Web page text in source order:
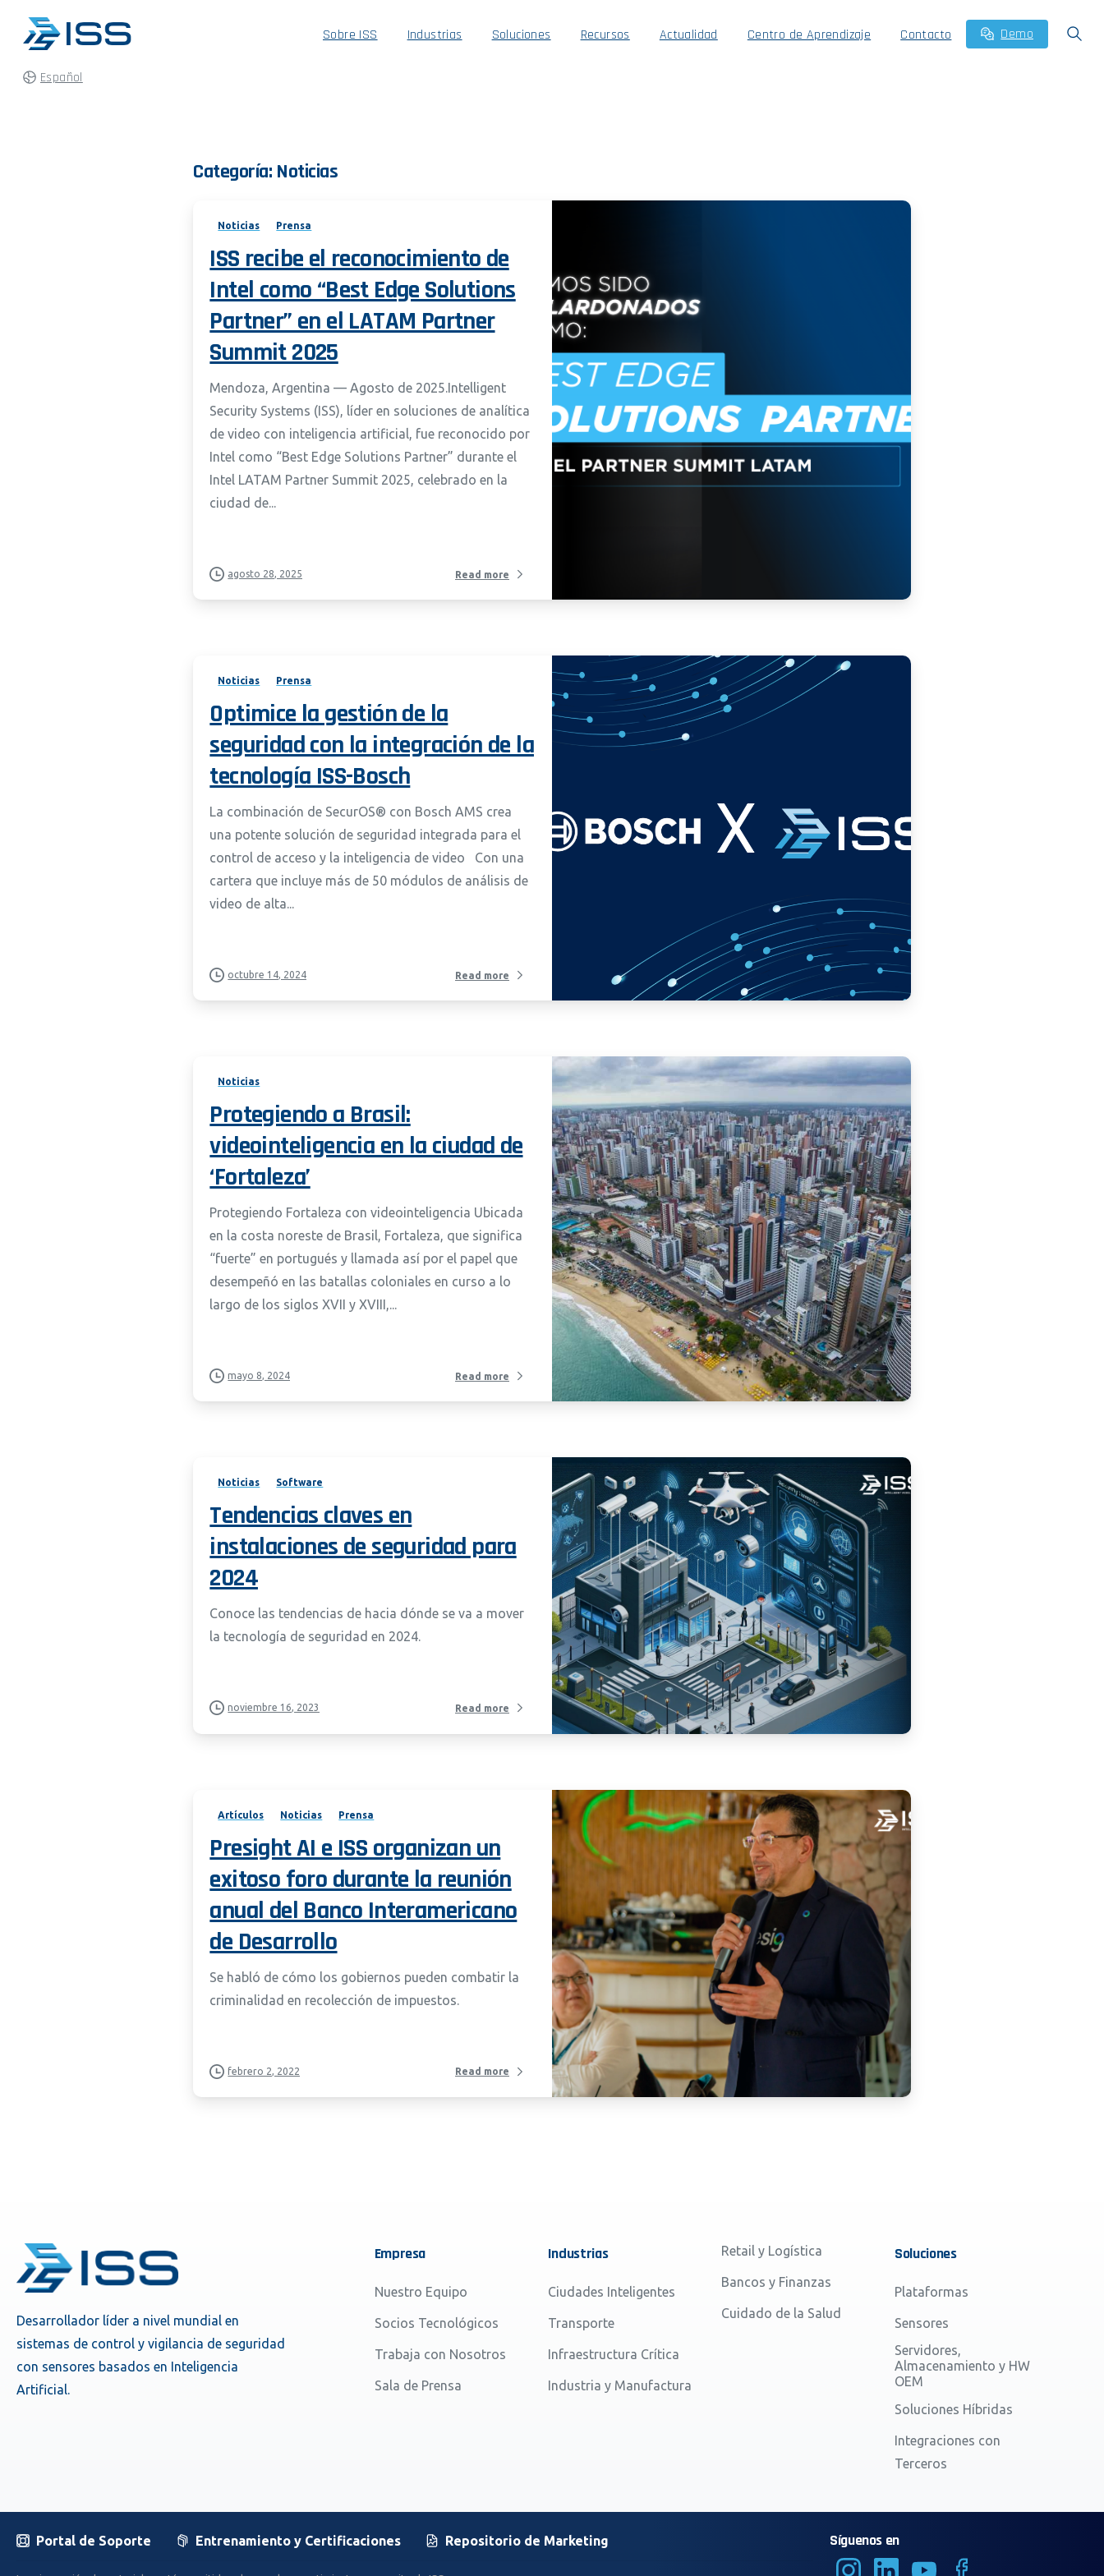
Sobre ISS Industrias Soluciones Recursos Actualidad Centro de Aprendizaje Contacto Demo
Español
Categoría: Noticias
Noticias Prensa
ISS recibe el reconocimiento de
Intel como “Best Edge Solutions
Partner” en el LATAM Partner
Summit 2025
Mendoza, Argentina — Agosto de 2025.Intelligent
Security Systems (ISS), líder en soluciones de analítica
de video con inteligencia artificial, fue reconocido por
Intel como “Best Edge Solutions Partner” durante el
Intel LATAM Partner Summit 2025, celebrado en la
ciudad de...
agosto 28, 2025 Read more
Noticias Prensa
Optimice la gestión de la
seguridad con la integración de la
tecnología ISS-Bosch
La combinación de SecurOS® con Bosch AMS crea
una potente solución de seguridad integrada para el
control de acceso y la inteligencia de video Con una
cartera que incluye más de 50 módulos de análisis de
video de alta...
octubre 14, 2024 Read more
Noticias
Protegiendo a Brasil:
videointeligencia en la ciudad de
‘Fortaleza’
Protegiendo Fortaleza con videointeligencia Ubicada
en la costa noreste de Brasil, Fortaleza, que significa
“fuerte” en portugués y llamada así por el papel que
desempeñó en las batallas coloniales en curso a lo
largo de los siglos XVII y XVIII,...
mayo 8, 2024 Read more
Noticias Software
Tendencias claves en
instalaciones de seguridad para
2024
Conoce las tendencias de hacia dónde se va a mover
la tecnología de seguridad en 2024.
noviembre 16, 2023 Read more
Artículos Noticias Prensa
Presight AI e ISS organizan un
exitoso foro durante la reunión
anual del Banco Interamericano
de Desarrollo
Se habló de cómo los gobiernos pueden combatir la
criminalidad en recolección de impuestos.
febrero 2, 2022 Read more
Desarrollador líder a nivel mundial en
sistemas de control y vigilancia de seguridad
con sensores basados en Inteligencia
Artificial.
Empresa
Nuestro Equipo
Socios Tecnológicos
Trabaja con Nosotros
Sala de Prensa
Industrias
Ciudades Inteligentes
Transporte
Infraestructura Crítica
Industria y Manufactura
Retail y Logística
Bancos y Finanzas
Cuidado de la Salud
Soluciones
Plataformas
Sensores
Servidores,
Almacenamiento y HW
OEM
Soluciones Híbridas
Integraciones con
Terceros
Portal de Soporte Entrenamiento y Certificaciones Repositorio de Marketing Síguenos en